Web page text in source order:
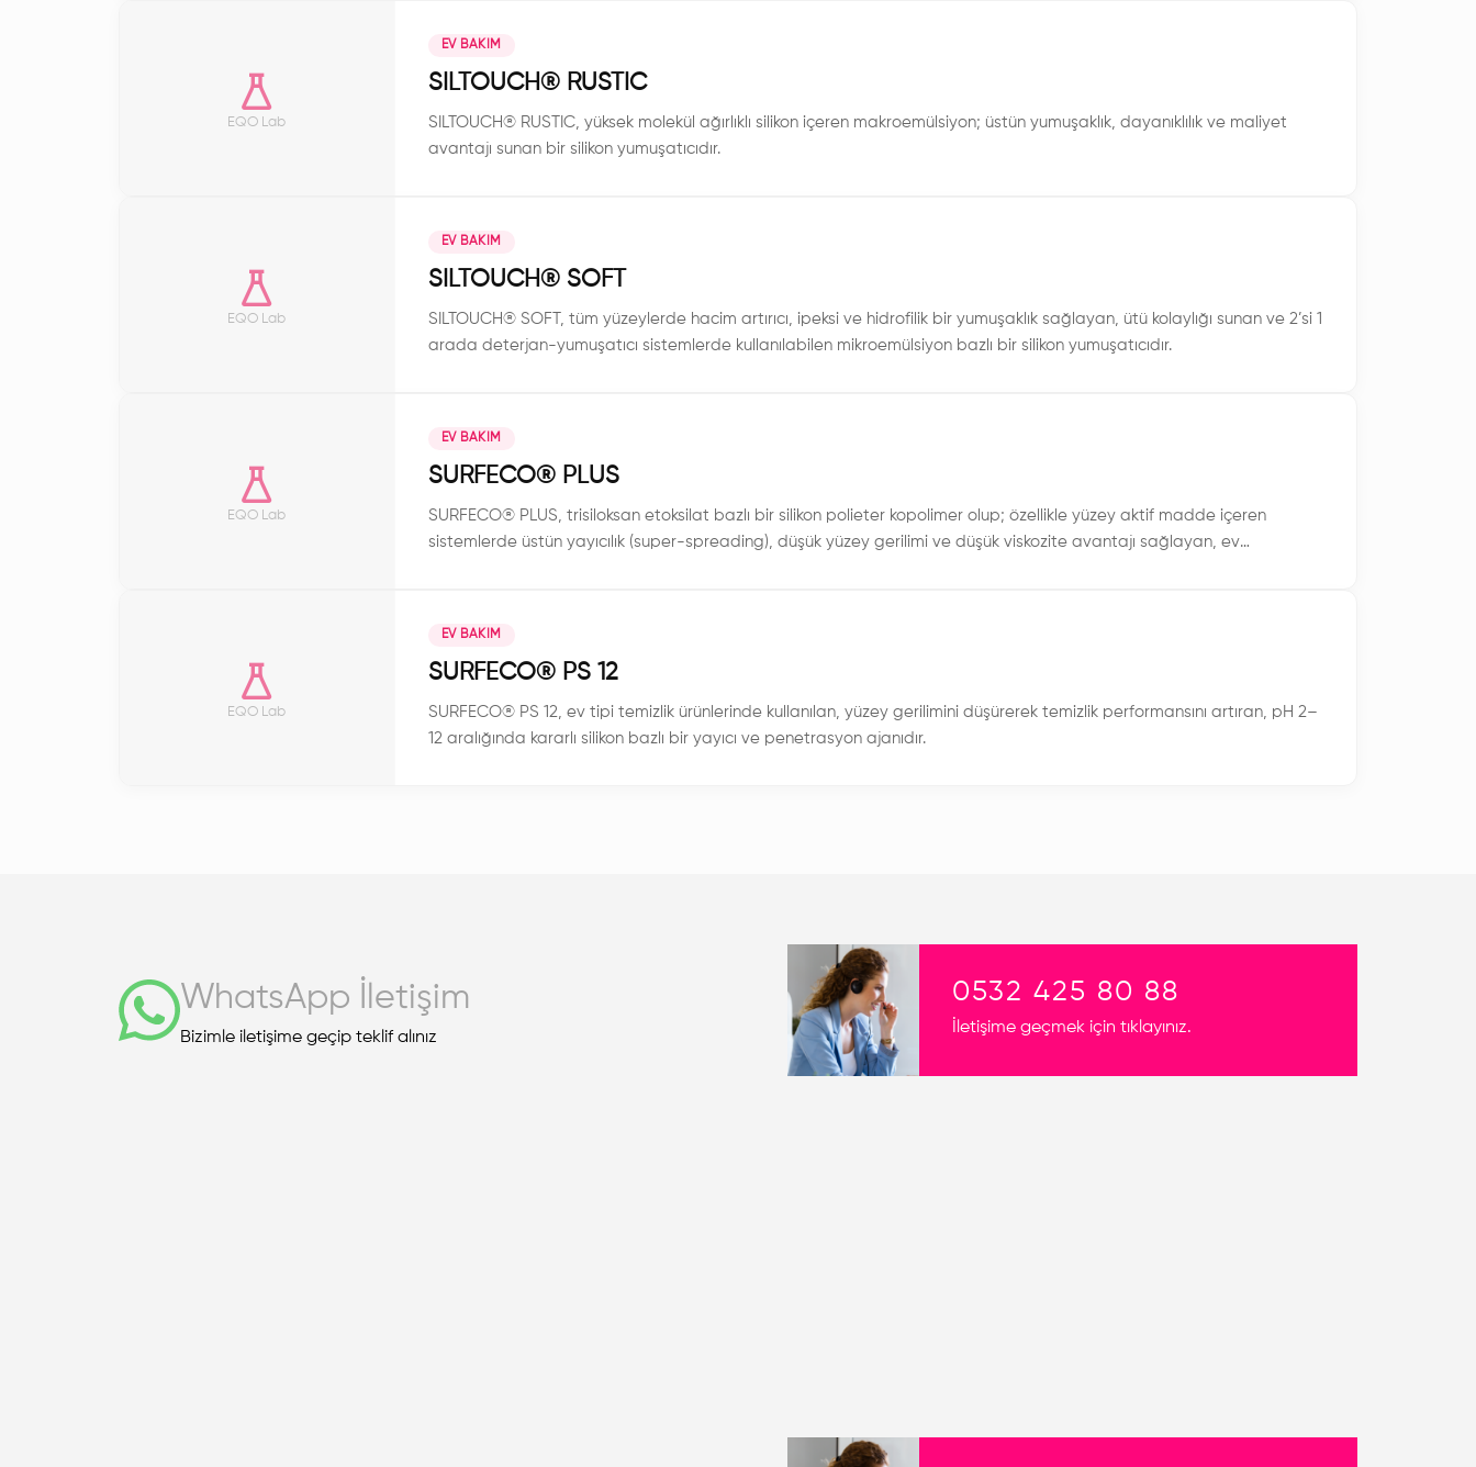
EQO Lab
EV BAKIM
SILTOUCH®️ RUSTIC
SILTOUCH® RUSTIC, yüksek molekül ağırlıklı silikon içeren makroemülsiyon; üstün yumuşaklık, dayanıklılık ve maliyet
avantajı sunan bir silikon yumuşatıcıdır.
EQO Lab
EV BAKIM
SILTOUCH®️ SOFT
SILTOUCH® SOFT, tüm yüzeylerde hacim artırıcı, ipeksi ve hidrofilik bir yumuşaklık sağlayan, ütü kolaylığı sunan ve 2’si 1
arada deterjan-yumuşatıcı sistemlerde kullanılabilen mikroemülsiyon bazlı bir silikon yumuşatıcıdır.
EQO Lab
EV BAKIM
SURFECO® PLUS
SURFECO® PLUS, trisiloksan etoksilat bazlı bir silikon polieter kopolimer olup; özellikle yüzey aktif madde içeren
sistemlerde üstün yayıcılık (super-spreading), düşük yüzey gerilimi ve düşük viskozite avantajı sağlayan, ev
EQO Lab
EV BAKIM
SURFECO®️ PS 12
SURFECO® PS 12, ev tipi temizlik ürünlerinde kullanılan, yüzey gerilimini düşürerek temizlik performansını artıran, pH 2–
12 aralığında kararlı silikon bazlı bir yayıcı ve penetrasyon ajanıdır.
WhatsApp İletişim
Bizimle iletişime geçip teklif alınız
0532 425 80 88
İletişime geçmek için tıklayınız.